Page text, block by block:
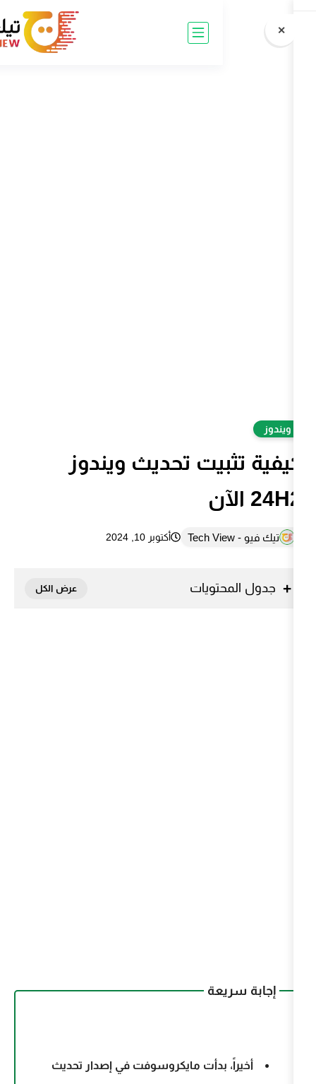
تحديث ويندوز
أكتوبر 10, 2024
بدأت مايكروسوفت في إصدار تحديث